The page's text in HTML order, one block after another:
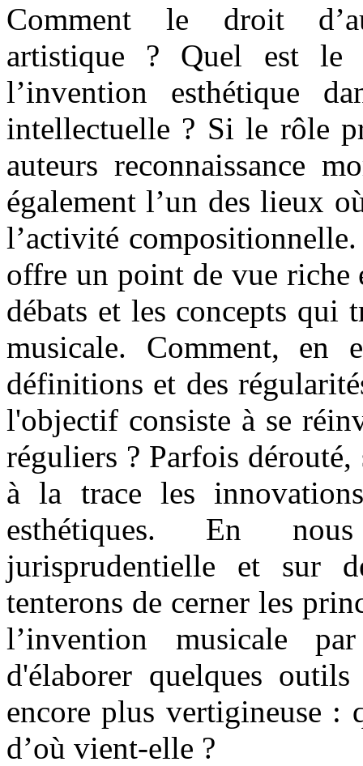
Comment le droit
artistique ? Quel est le
l’invention esthétique
intellectuelle ? Si le rôle
auteurs reconnaissance
également l’un des lieux
l’activité
offre un point de vue riche
débats et les concepts qui
musicale. Comment, en
définitions et des
l'objectif consiste à se
réguliers ? Parfois
à la trace les
esthétiques. En
jurisprudentielle et sur
tenterons de cerner les
l’invention musicale
d'élaborer quelques
encore plus vertigineuse :
d’où vient-elle ?